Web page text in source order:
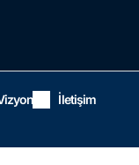
İletişim